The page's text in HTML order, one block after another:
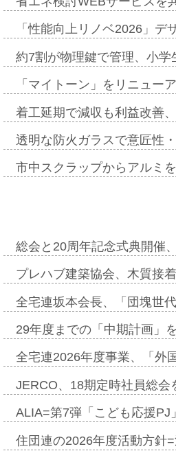
「性能向上リノベ2026」
約7割が物理鍵で管理、小
「マイトーン」をリニュ
着工延期で減収も利益改善
透明な防火ガラスで意匠性
市中スクラップからアルミ
総会と20周年記念式典開催
プレハブ建築協会、木質接
全宅連坂本会長、「団塊世
29年度までの「中期計画」
全宅連2026年度事業、「外
JERCO、18期定時社員総
ALIA=第7弾「こども応援
住団連の2026年度活動方針